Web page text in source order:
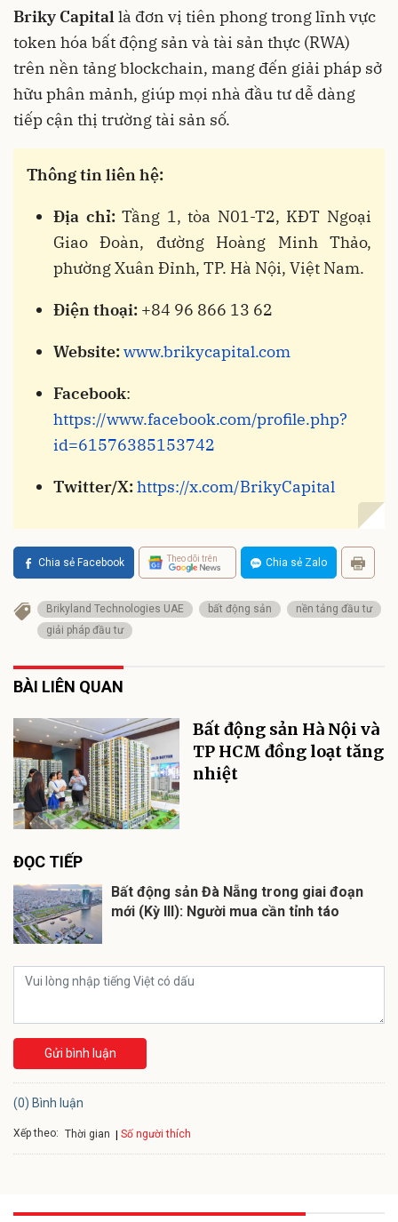
Briky Capitallà đơn vị tiên phong trong lĩnh vực
token hóa bất động sản và tài sản thực (RWA)
trên nền tảng blockchain, mang đến giải pháp sở
hữu phân mảnh, giúp mọi nhà đầu tư dễ dàng
tiếp cận thị trường tài sản số.
Thông tin liên hệ:
Địa chỉ:Tầng 1, tòa N01-T2, KĐT Ngoại
Giao Đoàn, đường Hoàng Minh Thảo,
phường Xuân Đỉnh, TP. Hà Nội, Việt Nam.
Điện thoại: +84 96 866 13 62
Website:www.brikycapital.com
Facebook:
https://www.facebook.com/profile.php?
id=61576385153742
Twitter/X:https://x.com/BrikyCapital
Chia sẻ Facebook Theo dõi trên Chia sẻ Zalo
Brikyland Technologies UAE bất động sản
nền tảng đầu tư
giải pháp đầu tư
BÀI LIÊN QUAN
Bất động sản Hà Nội và
TP HCM đồng loạt tăng
nhiệt
ĐỌC TIẾP
Bất động sản Đà Nẵng trong giai đoạn
mới (Kỳ III): Người mua cần tỉnh táo
Gửi bình luận
(0) Bình luận
Xếp theo: Thời gian Số người thích